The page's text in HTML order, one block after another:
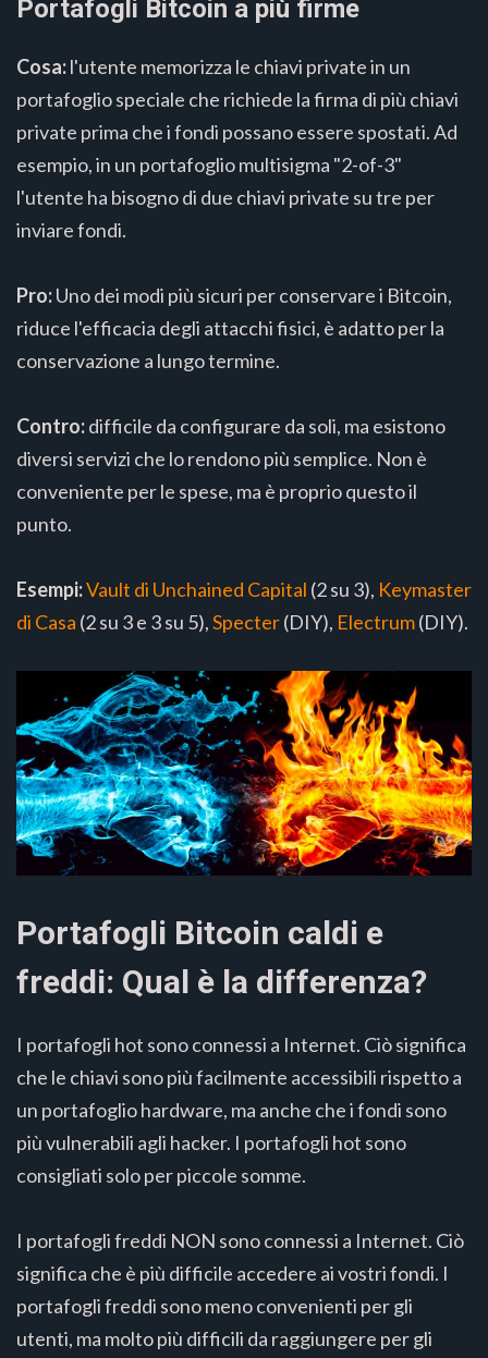
Portafogli Bitcoin a più firme
Cosa:l'utente memorizza le chiavi private in un
portafoglio speciale che richiede la firma di più chiavi
private prima che i fondi possano essere spostati. Ad
esempio, in un portafoglio multisigma "2-of-3"
l'utente ha bisogno di due chiavi private su tre per
inviare fondi.
Pro:Uno dei modi più sicuri per conservare i Bitcoin,
riduce l'efficacia degli attacchi fisici, è adatto per la
conservazione a lungo termine.
Contro:difficile da configurare da soli, ma esistono
diversi servizi che lo rendono più semplice. Non è
conveniente per le spese, ma è proprio questo il
punto.
Esempi:Vault di Unchained Capital (2 su 3), Keymaster
di Casa (2 su 3 e 3 su 5),Specter(DIY), Electrum(DIY).
Portafogli Bitcoin caldi e
freddi: Qual è la differenza?
I portafogli hot sono connessi a Internet. Ciò significa
che le chiavi sono più facilmente accessibili rispetto a
un portafoglio hardware, ma anche che i fondi sono
più vulnerabili agli hacker. I portafogli hot sono
consigliati solo per piccole somme.
I portafogli freddi NON sono connessi a Internet. Ciò
significa che è più difficile accedere ai vostri fondi. I
portafogli freddi sono meno convenienti per gli
utenti, ma molto più difficili da raggiungere per gli